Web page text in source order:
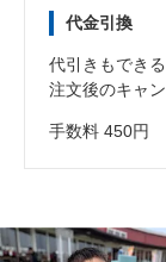
代金引換
代引きもでき
注文後のキャ
手数料 450円